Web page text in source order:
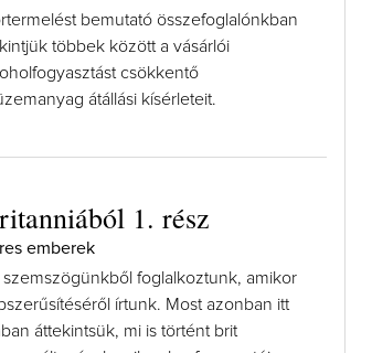
bemutató összefoglalónkban
többek között a vásárlói
csökkentő
átállási kísérleteit.
1. rész
emberek
foglalkoztunk, amikor
írtunk. Most azonban itt
áttekintsük, mi is történt brit